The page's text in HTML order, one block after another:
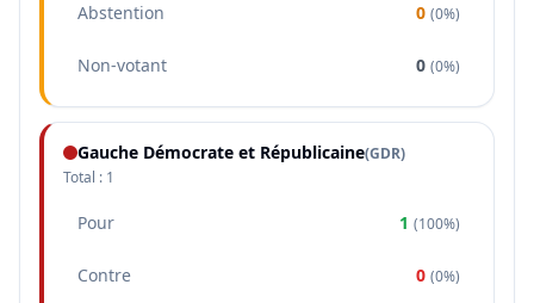
Abstention 0 (0%)
Non-votant 0 (0%)
Gauche Démocrate et Républicaine(GDR)
Total : 1
Pour 1 (100%)
Contre 0 (0%)